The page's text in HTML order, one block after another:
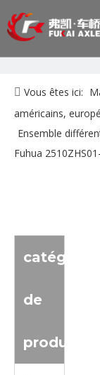
Vous êtes ici:
américains,
Ensemble
Fuhua
catégorie
de
produit